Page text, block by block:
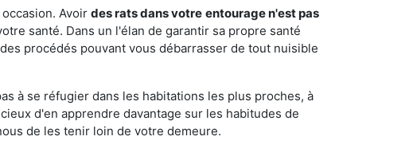
Avoir des rats dans votre entourage n'est pas
santé. Dans un l'élan de garantir sa propre santé
procédés pouvant vous débarrasser de tout nuisible
à se réfugier dans les habitations les plus proches, à
d'en apprendre davantage sur les habitudes de
de les tenir loin de votre demeure.